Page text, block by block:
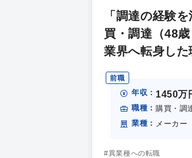
「調達の経験
買・調達（48
業界へ転身した
前職
年収： 1450万
職種： 購買・調
業種： メーカー
#異業種への転職